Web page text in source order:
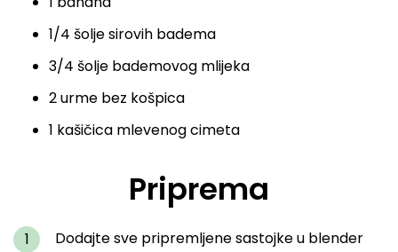
1/4 šolje sirovih badema
3/4 šolje bademovog mlijeka
2 urme bez košpica
1 kašičica mlevenog cimeta
Priprema
Dodajte sve pripremljene sastojke u blender